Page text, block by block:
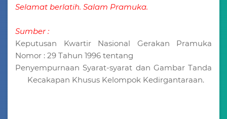
Selamat berlatih. Salam Pramuka.
Sumber :
Keputusan Kwartir Nasional Gerakan Pramuka
Nomor : 29 Tahun 1996 tentang
Penyempurnaan Syarat-syarat dan Gambar Tanda
Kecakapan Khusus Kelompok Kedirgantaraan.